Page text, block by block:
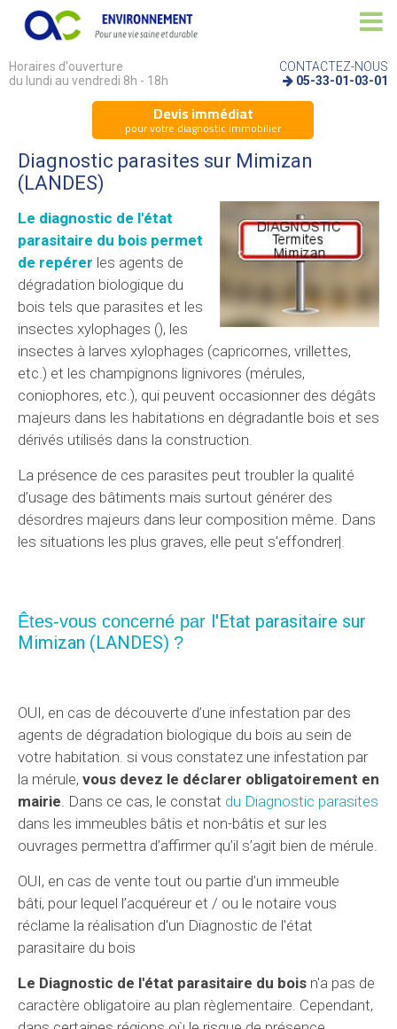
Horaires d'ouverture
du lundi au vendredi 8h - 18h
CONTACTEZ-NOUS
05-33-01-03-01
Devis immédiat
pour votre diagnostic immobilier
Diagnostic parasites sur Mimizan
(LANDES)
Le diagnostic de l'état
parasitaire du bois permet
de repérer les agents de
dégradation biologique du
bois tels que parasites et les
insectes xylophages (), les
insectes à larves xylophages (capricornes, vrillettes,
etc.) et les champignons lignivores (mérules,
coniophores, etc.), qui peuvent occasionner des dégâts
majeurs dans les habitations en dégradantle bois et ses
dérivés utilisés dans la construction.
La présence de ces parasites peut troubler la qualité
d’usage des bâtiments mais surtout générer des
désordres majeurs dans leur composition même. Dans
les situations les plus graves, elle peut s'effondrer|.
Êtes-vous concerné par l'Etat parasitaire sur
Mimizan (LANDES) ?
OUI, en cas de découverte d’une infestation par des
agents de dégradation biologique du bois au sein de
votre habitation. si vous constatez une infestation par
la mérule, vous devez le déclarer obligatoirement en
mairie . Dans ce cas, le constat du Diagnostic parasites
dans les immeubles bâtis et non-bâtis et sur les
ouvrages permettra d’affirmer qu’il s’agit bien de mérule.
OUI, en cas de vente tout ou partie d’un immeuble
bâti, pour lequel l’acquéreur et / ou le notaire vous
réclame la réalisation d'un Diagnostic de l'état
parasitaire du bois
Le Diagnostic de l'état parasitaire du bois n'a pas de
caractère obligatoire au plan règlementaire. Cependant,